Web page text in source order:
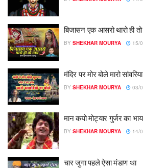
बिजासन एक आसरो थारो ही
BY SHEKHAR MOURYA 15/
मंदिर पर मोर बोले मारो
BY SHEKHAR MOURYA 03/
मान कयो मोट्यार गुर्जर का
BY SHEKHAR MOURYA 14/
चार जुगा पहले ऐसा मंडाण था